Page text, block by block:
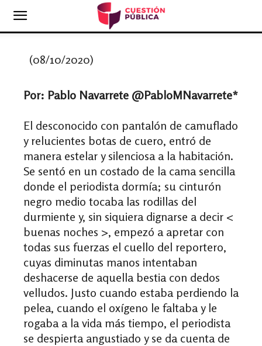
(08/10/2020)
Por: Pablo Navarrete @PabloMNavarrete*
El desconocido con pantalón de camuflado
y relucientes botas de cuero, entró de
manera estelar y silenciosa a la habitación.
Se sentó en un costado de la cama sencilla
donde el periodista dormía; su cinturón
negro medio tocaba las rodillas del
durmiente y, sin siquiera dignarse a decir <
buenas noches >, empezó a apretar con
todas sus fuerzas el cuello del reportero,
cuyas diminutas manos intentaban
deshacerse de aquella bestia con dedos
velludos. Justo cuando estaba perdiendo la
pelea, cuando el oxígeno le faltaba y le
rogaba a la vida más tiempo, el periodista
se despierta angustiado y se da cuenta de